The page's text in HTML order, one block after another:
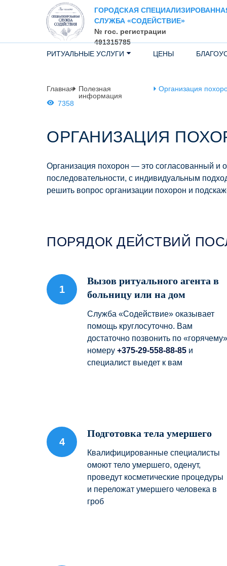
ГОРОДСКАЯ
СЛУЖБА «СОДЕЙСТВИЕ»
№ гос. регистрации
491315785
РИТУАЛЬНЫЕ УСЛУГИ
ЦЕНЫ
Главная
Полезная
информация
7358
Организация
ОРГАНИЗАЦИЯ
Организация похорон — это согласованный и
последовательности, с индивидуальным
решить вопрос организации похорон и
ПОРЯДОК ДЕЙСТВИЙ
Вызов ритуального агента в
больницу или на дом
Служба «Содействие» оказывает
помощь круглосуточно. Вам
достаточно позвонить по «горячему»
номеру +375-29-558-88-85 и
специалист выедет к вам
Подготовка тела умершего
Квалифицированные специалисты
омоют тело умершего, оденут,
проведут косметические процедуры
и переложат умершего человека в
гроб